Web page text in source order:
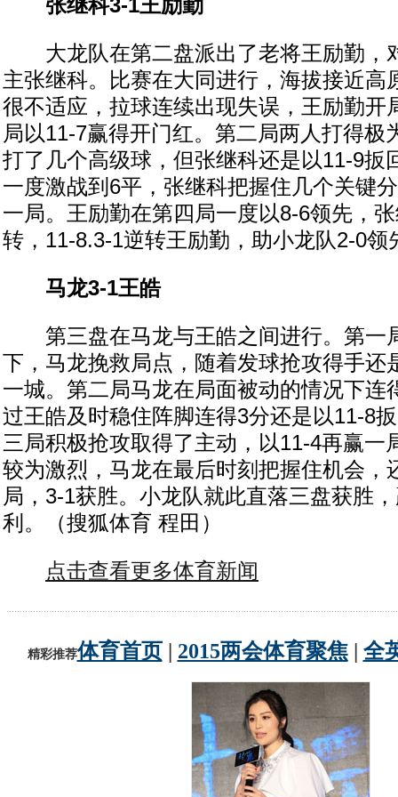
张继科3-1王励勤
大龙队在第二盘派出了老将王励勤，
主张继科。比赛在大同进行，海拔接近高
很不适应，拉球连续出现失误，王励勤开
局以11-7赢得开门红。第二局两人打得极
打了几个高级球，但张继科还是以11-9扳
一度激战到6平，张继科把握住几个关键
一局。王励勤在第四局一度以8-6领先，
转，11-8.3-1逆转王励勤，助小龙队2-0领
马龙3-1王皓
第三盘在马龙与王皓之间进行。第一
下，马龙挽救局点，随着发球抢攻得手还
一城。第二局马龙在局面被动的情况下连
过王皓及时稳住阵脚连得3分还是以11-8
三局积极抢攻取得了主动，以11-4再赢一
较为激烈，马龙在最后时刻把握住机会，
局，3-1获胜。小龙队就此直落三盘获胜
利。（搜狐体育 程田）
点击查看更多体育新闻